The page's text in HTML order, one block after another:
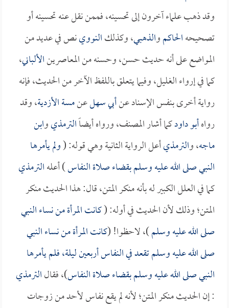
وقد ذهب علماء آخرون إلى تحسينه، فممن نقل عنه تحسينه أو
تصحيحهالحاكموالذهبي، وكذلكالنووينص في عديد من
المواضع على أنه حديث حسن، وحسنه من المعاصرينالألباني،
كما في إرواء الغليل، وفيما يتعلق باللفظ الآخر من الحديث، فإنه
رواية أخرى بنفس الإسناد عنأبي سهلعنمسة الأزدية، وقد
رواهأبو داودكما أشار المصنف، ورواه أيضاًالترمذيوابن
ماجه، والترمذيأعل الرواية الثانية وهي قوله: (ولم يأمرها
النبي صلى الله عليه وسلم بقضاء صلاة النفاس) أعلهالترمذي
كما في العلل الكبير له بأنه منكر المتن، قال: هذا الحديث منكر
المتن؛ وذلك لأن الحديث في أوله: (كانت المرأة من نساء النبي
صلى الله عليه وسلم)، لاحظوا! (كانت المرأة من نساء النبي
صلى الله عليه وسلم تقعد في النفاس أربعين ليلة، فلم يأمرها
النبي صلى الله عليه وسلم بقضاء صلاة النفاس)، فقالالترمذي
: إن الحديث منكر المتن؛ لأنه لم يقع نفاس لأحد من زوجات